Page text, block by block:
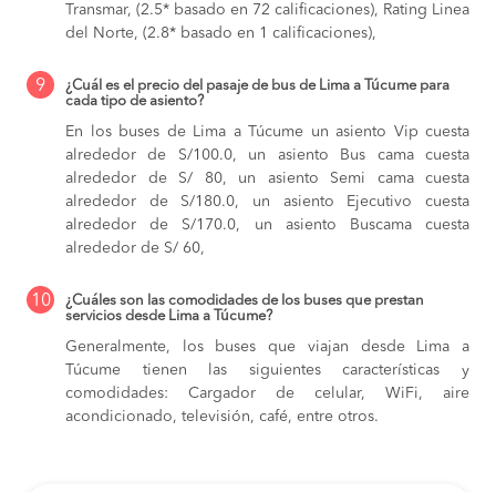
Transmar, (2.5* basado en 72 calificaciones), Rating Linea
del Norte, (2.8* basado en 1 calificaciones),
9
¿Cuál es el precio del pasaje de bus de Lima a Túcume para
cada tipo de asiento?
En los buses de Lima a Túcume un asiento Vip cuesta
alrededor de S/100.0, un asiento Bus cama cuesta
alrededor de S/ 80, un asiento Semi cama cuesta
alrededor de S/180.0, un asiento Ejecutivo cuesta
alrededor de S/170.0,
un asiento Buscama cuesta
alrededor de S/ 60,
10
¿Cuáles son las comodidades de los buses que prestan
servicios desde Lima a Túcume?
Generalmente, los buses que viajan desde Lima a
Túcume tienen las siguientes características y
comodidades: Cargador de celular, WiFi, aire
acondicionado, televisión, café, entre otros.